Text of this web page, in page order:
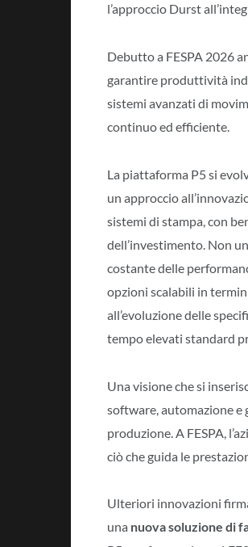
l’approccio Durst
Debutto a FESPA 2026
garantire produttività
sistemi avanzati di
continuo ed efficiente.
La piattaforma P5 si
un approccio
sistemi di stampa, con
dell’investimento. Non
costante delle
opzioni scalabili in
all’evoluzione delle
tempo elevati standard
Una visione che si
software, automazione
produzione. A FESPA,
ciò che guida le
Ulteriori innovazioni
una nuova soluzione di